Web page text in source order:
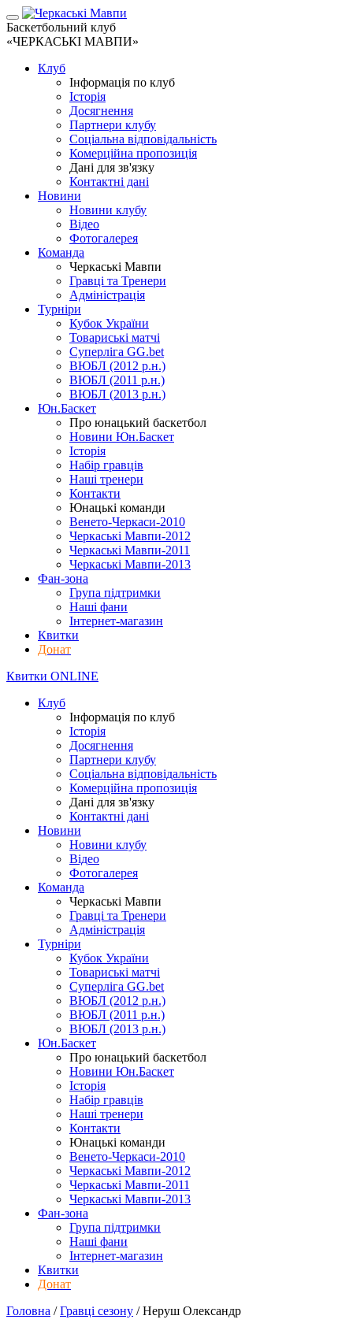
Баскетбольний клуб
«ЧЕРКАСЬКІ МАВПИ»
Клуб
Інформація по клуб
Історія
Досягнення
Партнери клубу
Соціальна відповідальність
Комерційна пропозиція
Дані для зв'язку
Контактні дані
Новини
Новини клубу
Відео
Фотогалерея
Команда
Черкаські Мавпи
Гравці та Тренери
Адміністрація
Турніри
Кубок України
Товариські матчі
Суперліга GG.bet
ВЮБЛ (2012 р.н.)
ВЮБЛ (2011 р.н.)
ВЮБЛ (2013 р.н.)
Юн.Баскет
Про юнацький баскетбол
Новини Юн.Баскет
Історія
Набір гравців
Наші тренери
Контакти
Юнацькі команди
Венето-Черкаси-2010
Черкаські Мавпи-2012
Черкаські Мавпи-2011
Черкаські Мавпи-2013
Фан-зона
Група підтримки
Наші фани
Інтернет-магазин
Квитки
Донат
Квитки ONLINE
Клуб
Інформація по клуб
Історія
Досягнення
Партнери клубу
Соціальна відповідальність
Комерційна пропозиція
Дані для зв'язку
Контактні дані
Новини
Новини клубу
Відео
Фотогалерея
Команда
Черкаські Мавпи
Гравці та Тренери
Адміністрація
Турніри
Кубок України
Товариські матчі
Суперліга GG.bet
ВЮБЛ (2012 р.н.)
ВЮБЛ (2011 р.н.)
ВЮБЛ (2013 р.н.)
Юн.Баскет
Про юнацький баскетбол
Новини Юн.Баскет
Історія
Набір гравців
Наші тренери
Контакти
Юнацькі команди
Венето-Черкаси-2010
Черкаські Мавпи-2012
Черкаські Мавпи-2011
Черкаські Мавпи-2013
Фан-зона
Група підтримки
Наші фани
Інтернет-магазин
Квитки
Донат
Головна /Гравці сезону /Неруш Олександр